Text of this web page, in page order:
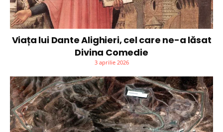
Viața lui Dante Alighieri, cel care ne-a lăsat
Divina Comedie
3 aprilie 2026